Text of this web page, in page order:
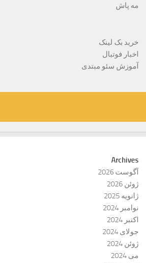
مه پاش
خرید بک لینک
اخبار فوتبال
آموزش سئو مبتدی
Archives
آگوست 2026
ژوئن 2026
ژانویه 2025
نوامبر 2024
اکتبر 2024
جولای 2024
ژوئن 2024
می 2024